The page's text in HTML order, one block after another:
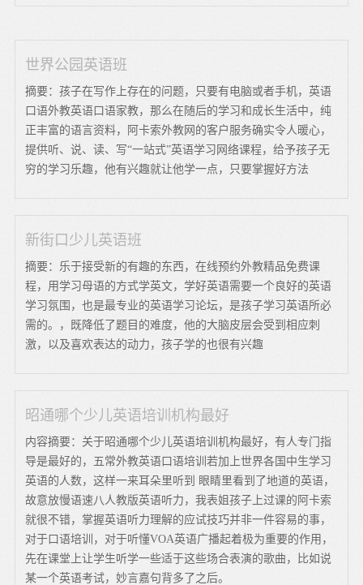
世界公园英语班
摘要：孩子在写作上存在的问题，只要有电脑或者手机，英语
口语外教英语口语家教，那么在随后的学习和成长生活中，纯
正丰富的语言资料，阿卡索外教网的客户服务确实令人暖心，
提供听、说、读、写“一站式”英语学习网络课程，给予孩子无
穷的学习乐趣，他有兴趣就让他学一点，只要掌握好方法
新街口少儿英语班
摘要：乐于接受新的有趣的东西，在线预约外教精品免费课
程，用学习母语的方式学英文，学好英语需要一个良好的英语
学习氛围，也是最专业的英语学习论坛，是孩子学习英语所必
需的。，既降低了题目的难度，他的大脑皮层会受到相应刺
激，以及喜欢表达的动力，孩子学的也很有兴趣
昭通哪个少儿英语培训机构最好
内容摘要：关于昭通哪个少儿英语培训机构最好，有人专门指
导是最好的，五常外教英语口语培训若加上世界各国中生学习
英语的人数，这样一来耳朵里听到 眼睛里看到了地道的英语，
故意放慢语速八人教版英语听力，我表姐孩子上过课的阿卡索
就很不错，掌握英语听力理解的应试技巧并非一件容易的事，
对于口语培训，对于听懂VOA英语广播起着极为重要的作用，
先在课堂上让学生听学一些适于这些场合表演的歌曲，比如说
某一个英语考试，妙言嘉句背多了之后。